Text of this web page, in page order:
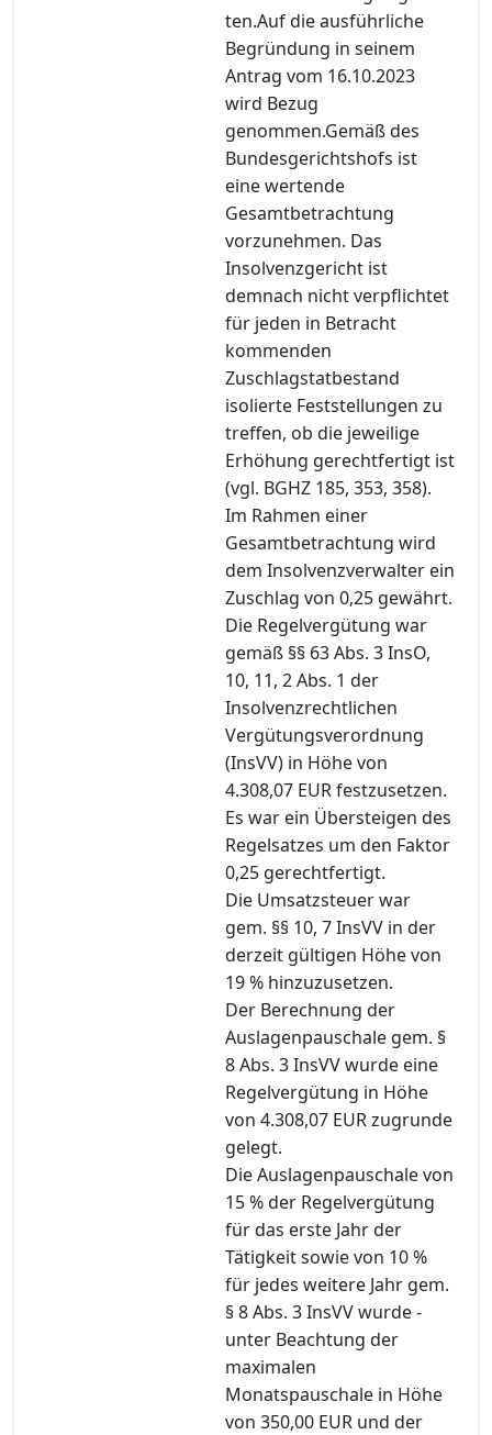
ten.Auf die ausführliche
Begründung in seinem
Antrag vom 16.10.2023
wird Bezug
genommen.Gemäß des
Bundesgerichtshofs ist
eine wertende
Gesamtbetrachtung
vorzunehmen. Das
Insolvenzgericht ist
demnach nicht verpflichtet
für jeden in Betracht
kommenden
Zuschlagstatbestand
isolierte Feststellungen zu
treffen, ob die jeweilige
Erhöhung gerechtfertigt ist
(vgl. BGHZ 185, 353, 358).
Im Rahmen einer
Gesamtbetrachtung wird
dem Insolvenzverwalter ein
Zuschlag von 0,25 gewährt.
Die Regelvergütung war
gemäß §§ 63 Abs. 3 InsO,
10, 11, 2 Abs. 1 der
Insolvenzrechtlichen
Vergütungsverordnung
(InsVV) in Höhe von
4.308,07 EUR festzusetzen.
Es war ein Übersteigen des
Regelsatzes um den Faktor
0,25 gerechtfertigt.
Die Umsatzsteuer war
gem. §§ 10, 7 InsVV in der
derzeit gültigen Höhe von
19 % hinzuzusetzen.
Der Berechnung der
Auslagenpauschale gem. §
8 Abs. 3 InsVV wurde eine
Regelvergütung in Höhe
von 4.308,07 EUR zugrunde
gelegt.
Die Auslagenpauschale von
15 % der Regelvergütung
für das erste Jahr der
Tätigkeit sowie von 10 %
für jedes weitere Jahr gem.
§ 8 Abs. 3 InsVV wurde -
unter Beachtung der
maximalen
Monatspauschale in Höhe
von 350,00 EUR und der